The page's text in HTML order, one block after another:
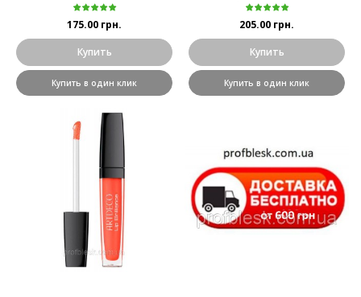
175.00 грн.
Купить
Купить в один клик
205.00 грн.
Купить
Купить в один клик